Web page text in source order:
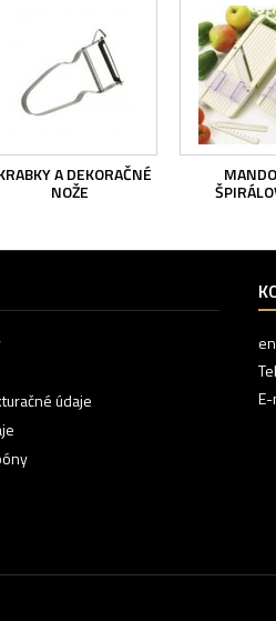
A DEKORAČNÉ
NOŽE
údaje